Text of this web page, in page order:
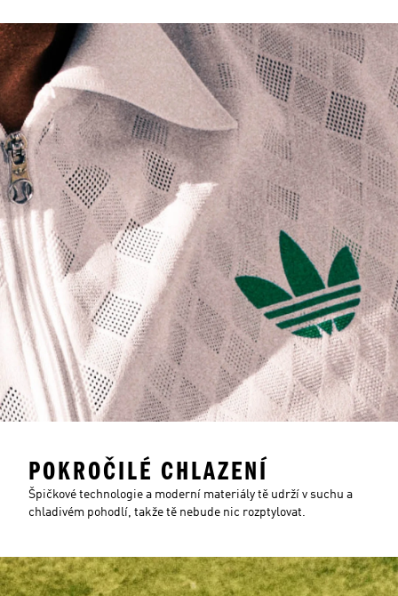
POKROČILÉ CHLAZENÍ
Špičkové technologie a moderní materiály tě udrží v suchu a
chladivém pohodlí, takže tě nebude nic rozptylovat.